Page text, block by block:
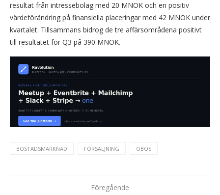
resultat från intressebolag med 20 MNOK och en positiv
värdeförändring på finansiella placeringar med 42 MNOK under
kvartalet. Tillsammans bidrog de tre affärsområdena positivt
till resultatet för Q3 på 390 MNOK.
BOSTADSMARKNAD FÖRSÄLJNING OBOS
Föregående